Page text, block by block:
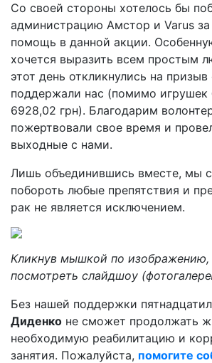
Со своей стороны хотелось бы
администрацию Амстор и Varus
помощь в данной акции.
хочется выразить всем простым
этот день откликнулись на
поддержали нас (помимо игрушек
6928,02 грн). Благодарим
пожертвовали свое время и
выходные с нами.
Лишь объединившись вместе, мы
побороть любые препятствия и
рак не является исключением.
Кликнув мышкой по
посмотреть слайдшоу
Без нашей поддержки
Диденко не сможет продолжать
необходимую реабилитацию и
занятия. Пожалуйста, помогите